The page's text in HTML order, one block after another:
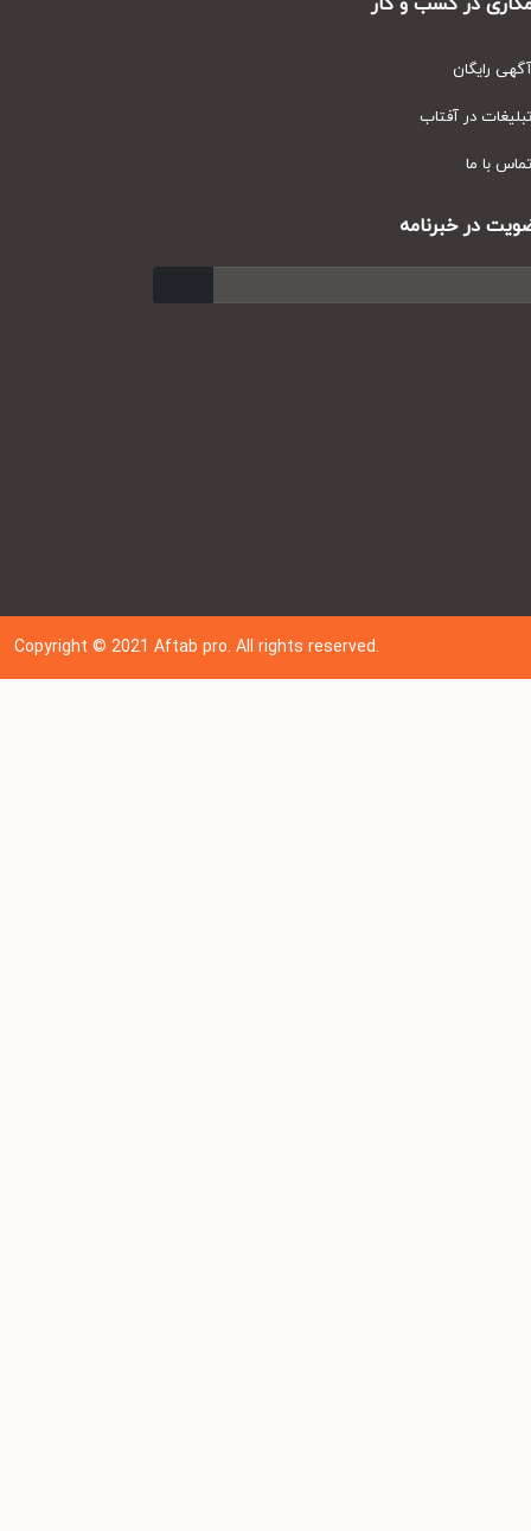
رایگان
در آفتاب
با ما
در خبرنامه
Copyright © 202 1Aftab pro. All rights reserved.